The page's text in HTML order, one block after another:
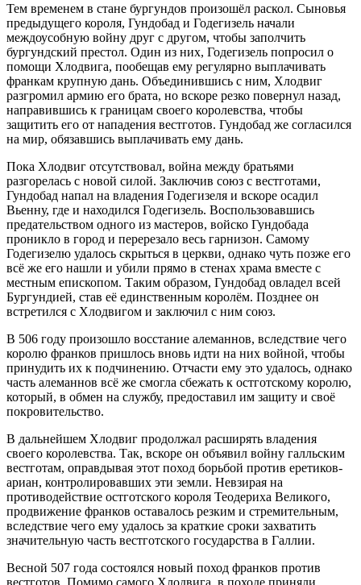
Тем временем в стане бургундов произошёл раскол. Сыновья
предыдущего короля, Гундобад и Годегизель начали
междоусобную войну друг с другом, чтобы заполчить
бургундский престол. Один из них, Годегизель попросил о
помощи Хлодвига, пообещав ему регулярно выплачивать
франкам крупную дань. Объединившись с ним, Хлодвиг
разгромил армию его брата, но вскоре резко повернул назад,
направившись к границам своего королевства, чтобы
защитить его от нападения вестготов. Гундобад же согласился
на мир, обязавшись выплачивать ему дань.
Пока Хлодвиг отсутствовал, война между братьями
разгорелась с новой силой. Заключив союз с вестготами,
Гундобад напал на владения Годегизеля и вскоре осадил
Вьенну, где и находился Годегизель. Воспользовавшись
предательством одного из мастеров, войско Гундобада
проникло в город и перерезало весь гарнизон. Самому
Годегизелю удалось скрыться в церкви, однако чуть позже его
всё же его нашли и убили прямо в стенах храма вместе с
местным епископом. Таким образом, Гундобад овладел всей
Бургундией, став её единственным королём. Позднее он
встретился с Хлодвигом и заключил с ним союз.
В 506 году произошло восстание алеманнов, вследствие чего
королю франков пришлось вновь идти на них войной, чтобы
принудить их к подчинению. Отчасти ему это удалось, однако
часть алеманнов всё же смогла сбежать к остготскому королю,
который, в обмен на службу, предоставил им защиту и своё
покровительство.
В дальнейшем Хлодвиг продолжал расширять владения
своего королевства. Так, вскоре он объявил войну галльским
вестготам, оправдывая этот поход борьбой против еретиков-
ариан, контролировавших эти земли. Невзирая на
противодействие остготского короля Теодериха Великого,
продвижение франков оставалось резким и стремительным,
вследствие чего ему удалось за краткие сроки захватить
значительную часть вестготского государства в Галлии.
Весной 507 года состоялся новый поход франков против
вестготов. Помимо самого Хлодвига, в походе приняли